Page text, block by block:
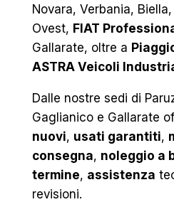
Novara, Verbania,
Ovest, FIAT
Gallarate, oltre a
ASTRA Veicoli
Dalle nostre sedi di
Gaglianico e Gallarate
nuovi, usati garantiti,
consegna, noleggio a
termine, assistenza
revisioni.